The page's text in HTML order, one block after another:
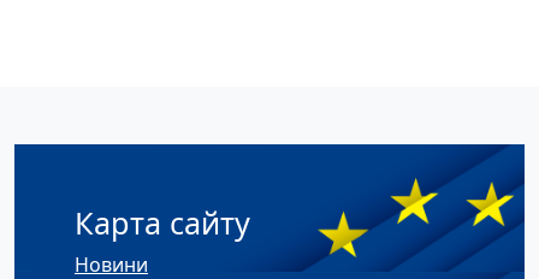
Карта сайту
Новини